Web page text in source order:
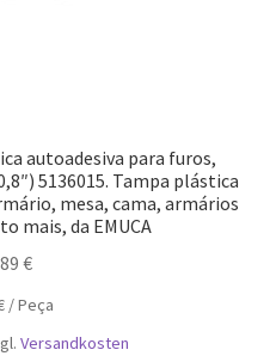
autoadesiva para furos,
5136015. Tampa plástica
mesa, cama, armários
mais, da EMUCA
€
/Peça
Versandkosten